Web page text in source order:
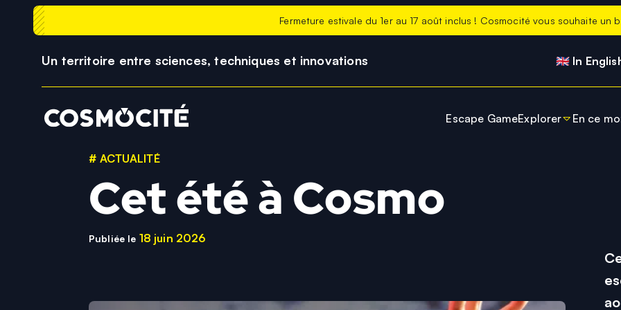
Fermeture estivale du 1er au 17 août inclus ! Cosmocité vous souhaite un
Un territoire entre sciences, techniques et innovations 🇬🇧 In
Escape GameExplorer
En ce
# ACTUALITÉ
Cet été à Cosmo
Publiée le 18 juin 2026